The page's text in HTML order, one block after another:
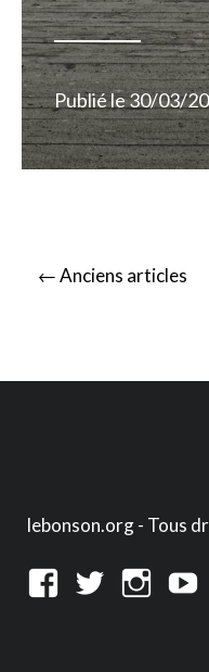
Publié le30/03/
Posts
←Anciens articles
lebonson.org - Tous